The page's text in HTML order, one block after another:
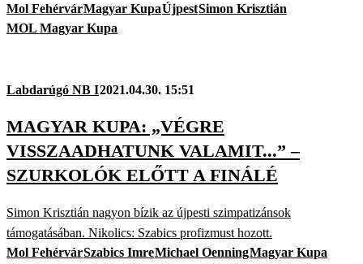
Mol FehérvárMagyar KupaÚjpestSimon Krisztián
MOL Magyar Kupa
Labdarúgó NB I2021.04.30. 15:51
MAGYAR KUPA: „VÉGRE
VISSZAADHATUNK VALAMIT...” –
SZURKOLÓK ELŐTT A FINÁLÉ
Simon Krisztián nagyon bízik az újpesti szimpatizánsok
támogatásában. Nikolics: Szabics profizmust hozott.
Mol FehérvárSzabics ImreMichael OenningMagyar Kupa